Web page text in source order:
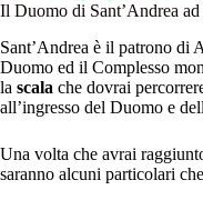
Il Duomo di Sant’Andrea
Sant’Andrea è il patrono di
Duomo ed il Complesso
la scala che dovrai
all’ingresso del Duomo e
Una volta che avrai
saranno alcuni particolari